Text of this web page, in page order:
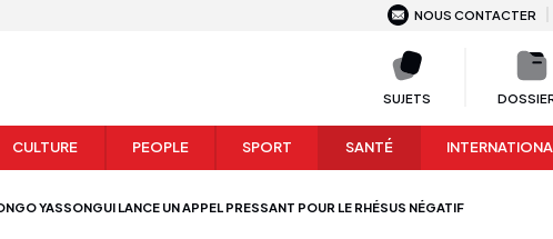
NOUS CONTACTER
SUJETS
CULTURE PEOPLE SPORT SANTÉ
YASSONGUI LANCE UN APPEL PRESSANT POUR LE RHÉSUS NÉGATIF